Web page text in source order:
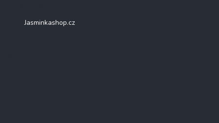
Jasminkashop.cz